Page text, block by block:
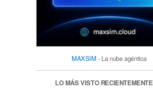
MAXSIM - La nube agéntica
LO MÁS VISTO RECIENTEMENTE